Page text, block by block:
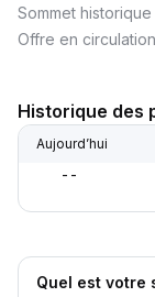
Sommet historique
Offre en circulation
Historique des
Aujourd’hui
--
Quel est votre